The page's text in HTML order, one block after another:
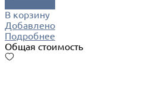
В корзину
Добавлено
Подробнее
Общая стоимость